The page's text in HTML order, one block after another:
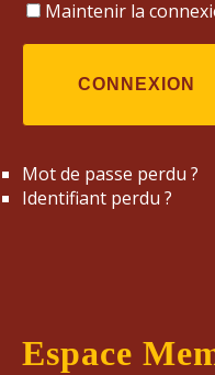
Maintenir la
CONNEXION
Mot de passe perdu ?
Identifiant perdu ?
Espace